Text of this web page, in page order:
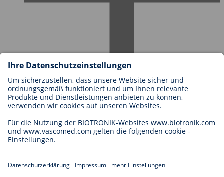
Karriere bei BIOTRONIK
Einstieg
Bewerbung
Karrierechancen